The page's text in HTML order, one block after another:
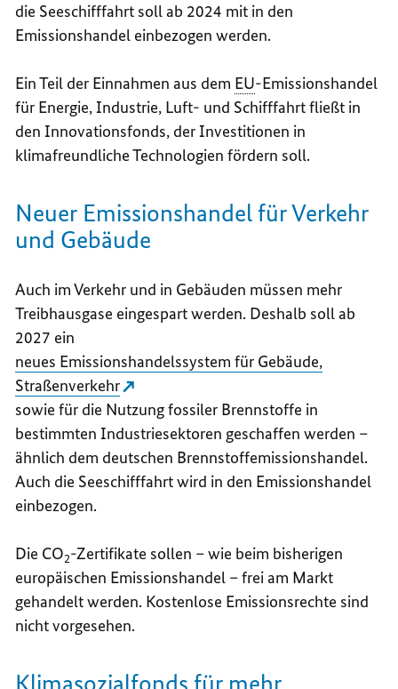
die Seeschifffahrt soll ab 2024 mit in den
Emissionshandel einbezogen werden.
Ein Teil der Einnahmen aus dem EU-Emissionshandel
für Energie, Industrie, Luft- und Schifffahrt fließt in
den Innovationsfonds, der Investitionen in
klimafreundliche Technologien fördern soll.
Neuer Emissionshandel für Verkehr
und Gebäude
Auch im Verkehr und in Gebäuden müssen mehr
Treibhausgase eingespart werden. Deshalb soll ab
2027 ein
neues Emissionshandelssystem für Gebäude,
Straßenverkehr
sowie für die Nutzung fossiler Brennstoffe in
bestimmten Industriesektoren geschaffen werden –
ähnlich dem deutschen Brennstoffemissionshandel.
Auch die Seeschifffahrt wird in den Emissionshandel
einbezogen.
Die CO2-Zertifikate sollen – wie beim bisherigen
europäischen Emissionshandel – frei am Markt
gehandelt werden. Kostenlose Emissionsrechte sind
nicht vorgesehen.